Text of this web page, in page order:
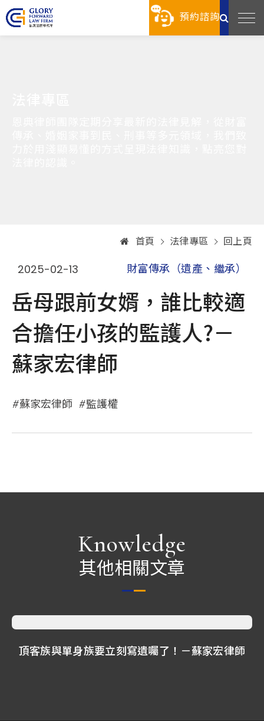
預約諮詢
首頁 法律專區 回上頁
2025-02-13 財富傳承（遺產、繼承）
岳母跟前女婿，誰比較適
合擔任小孩的監護人?－
蘇家宏律師
蘇家宏律師 監護權
Knowledge
其他相關文章
頂客族與單身族要立刻寫遺囑了！－蘇家宏律師